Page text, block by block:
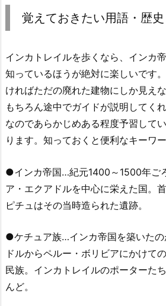
覚えておきたい用語・歴史
インカトレイルを歩くなら、インカ
知っているほうが絶対に楽しいです
ければただの廃れた建物にしか見え
もちろん途中でガイドが説明してく
なのであらかじめある程度予習して
ります。知っておくと便利なキーワ
●インカ帝国…紀元1400～1500年ご
ア・エクアドルを中心に栄えた国。
ピチュはその当時造られた遺跡。
●ケチュア族…インカ帝国を築いたの
ドルからペルー・ボリビアにかけて
民族。インカトレイルのポーターた
んど。